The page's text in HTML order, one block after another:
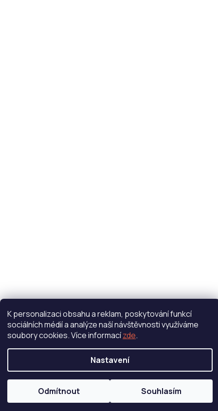
K personalizaci obsahu a reklam, poskytování funkcí
sociálních médií a analýze naší návštěvnosti využíváme
soubory cookies. Více informacízde.
Nastavení
Odmítnout Souhlasím